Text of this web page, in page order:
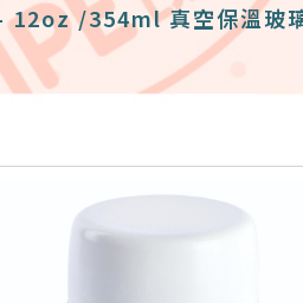
/354ml 真空保溫玻